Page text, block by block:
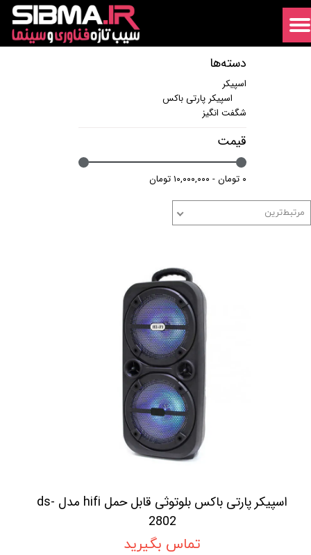
دسته‌ها
اسپیکر
اسپیکر پارتی باکس
شگفت انگیز
قیمت
۰ تومان - ۱۰,۰۰۰,۰۰۰ تومان
مرتبط‌ترین
اسپیکر پارتی باکس بلوتوثی قابل حمل hifi مدل ds-
2802
تماس بگیرید